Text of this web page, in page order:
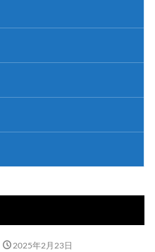
2025年2月23日